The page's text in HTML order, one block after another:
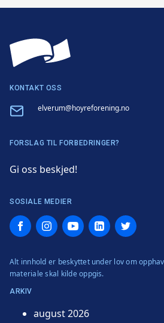
KONTAKT OSS
Email elverum@hoyreforening.no
FORSLAG TIL FORBEDRINGER?
Gi oss beskjed!
SOSIALE MEDIER
FacebookInstagramYouTubeLinkedInTwitter
Alt innhold er beskyttet under lov om
materiale skal kilde oppgis.
ARKIV
august 2026